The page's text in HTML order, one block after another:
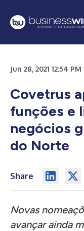
Jun 28, 2021 12:54
Covetrus
funções e
negócios
do Norte
Share
Novas
avançar ainda